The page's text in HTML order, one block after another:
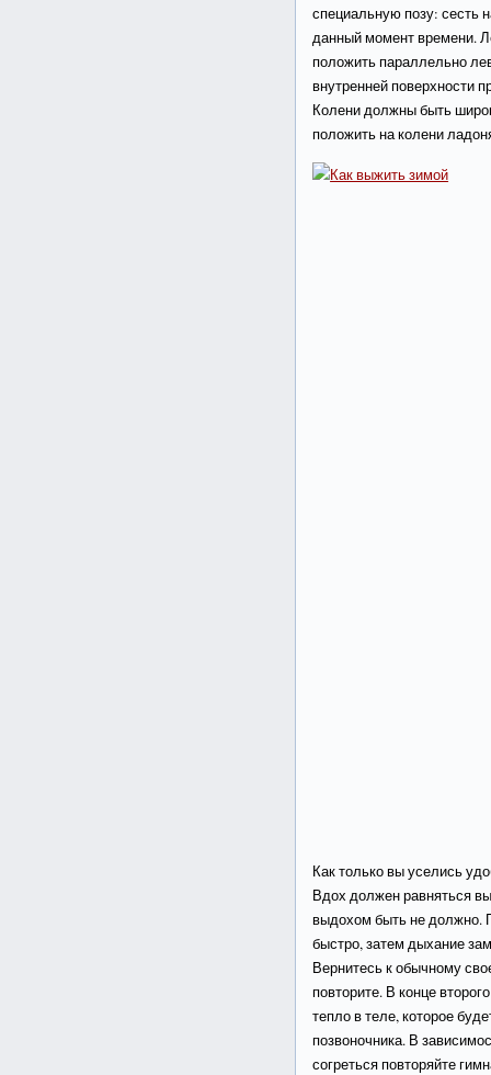
специальную позу: сесть
данный момент времени.
положить параллельно
внутренней поверхности
Колени должны быть
положить на колени
Как только вы уселись
Вдох должен равняться
выдохом быть не должно.
быстро, затем дыхание
Вернитесь к обычному
повторите. В конце
тепло в теле, которое
позвоночника. В
согреться повторяйте